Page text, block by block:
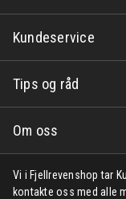
Kundeservice
Tips og råd
Om oss
Vi i Fjellrevenshop tar
kontakte oss med alle